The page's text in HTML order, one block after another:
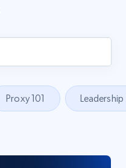
Proxy 101 Leadership